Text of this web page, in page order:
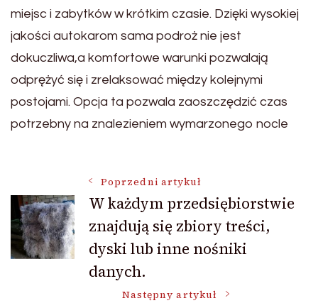
miejsc i zabytków w krótkim czasie. Dzięki wysokiej
jakości autokarom sama podroż nie jest
dokuczliwa,a komfortowe warunki pozwalają
odprężyć się i zrelaksować między kolejnymi
postojami. Opcja ta pozwala zaoszczędzić czas
potrzebny na znalezieniem wymarzonego nocle
Nawigacja
wpisu
Poprzedni artykuł
W każdym przedsiębiorstwie
znajdują się zbiory treści,
dyski lub inne nośniki
danych.
Następny artykuł